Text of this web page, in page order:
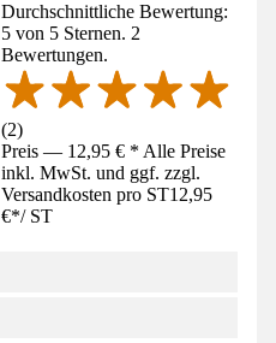
Durchschnittliche Bewertung:
5 von 5 Sternen. 2
Bewertungen.
(2)
Preis — 12,95 € * Alle Preise
inkl. MwSt. und ggf. zzgl.
Versandkosten pro ST12,95
€*/ ST